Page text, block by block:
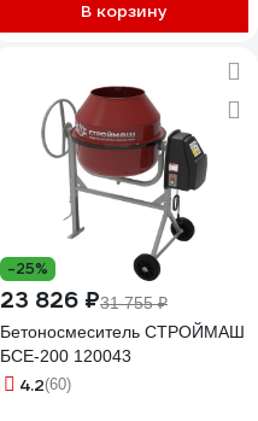
В корзину
-25%
23 826 ₽31 755 ₽
Бетоносмеситель СТРОЙМАШ
БСЕ-200 120043
4.2(60)